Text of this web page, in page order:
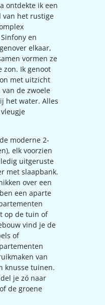
ontdekte ik een
van het rustige
en
elkaar,
vormen ze
zon. Ik genoot
met uitzicht
de zwoele
het water. Alles
moderne 2-
elk voorzien
uitgeruste
met slaapbank.
over een
een aparte
op de tuin of
vind je de
of
van
knusse tuinen.
je zó naar
de groene